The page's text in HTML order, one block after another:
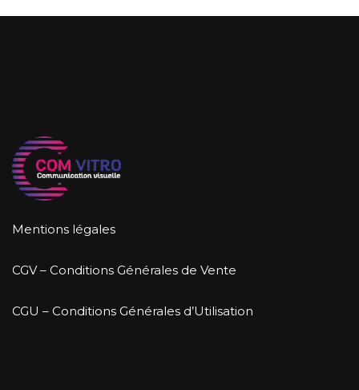
Mentions légales
CGV – Conditions Générales de Vente
CGU – Conditions Générales d’Utilisation